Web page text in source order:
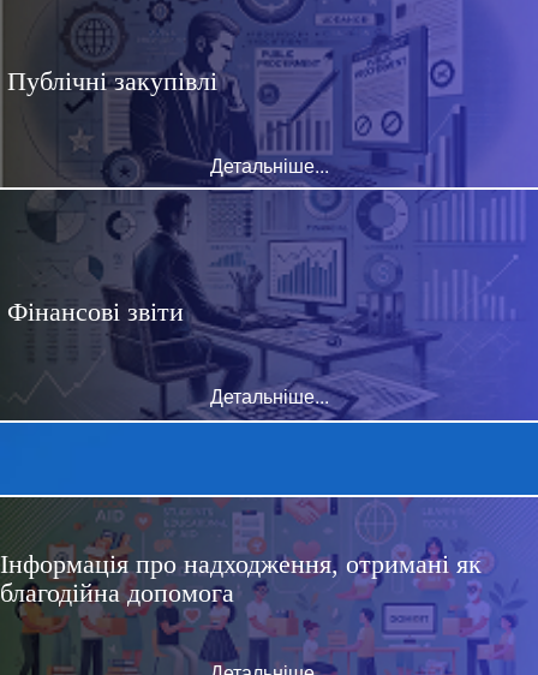
Публічні закупівлі
Детальніше...
Фінансові звіти
Детальніше...
Інформація про надходження, отримані як
благодійна допомога